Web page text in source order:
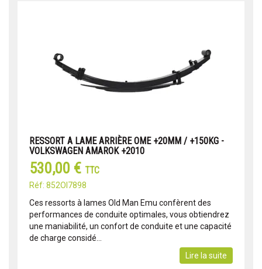
RESSORT A LAME ARRIÈRE OME +20MM / +150KG -
VOLKSWAGEN AMAROK +2010
530,00 € TTC
Réf: 852OI7898
Ces ressorts à lames Old Man Emu confèrent des
performances de conduite optimales, vous obtiendrez
une maniabilité, un confort de conduite et une capacité
de charge considé...
Lire la suite